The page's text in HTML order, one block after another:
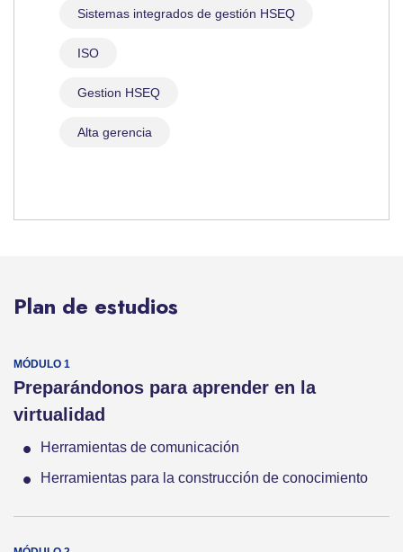
Sistemas integrados de gestión HSEQ
ISO
Gestion HSEQ
Alta gerencia
Plan de estudios
Preparándonos para aprender en la
virtualidad
Herramientas de comunicación
Herramientas para la construcción de conocimiento